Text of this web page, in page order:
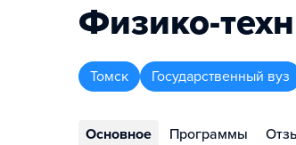
Физико-
Томск Государственный вуз
Основное Программы